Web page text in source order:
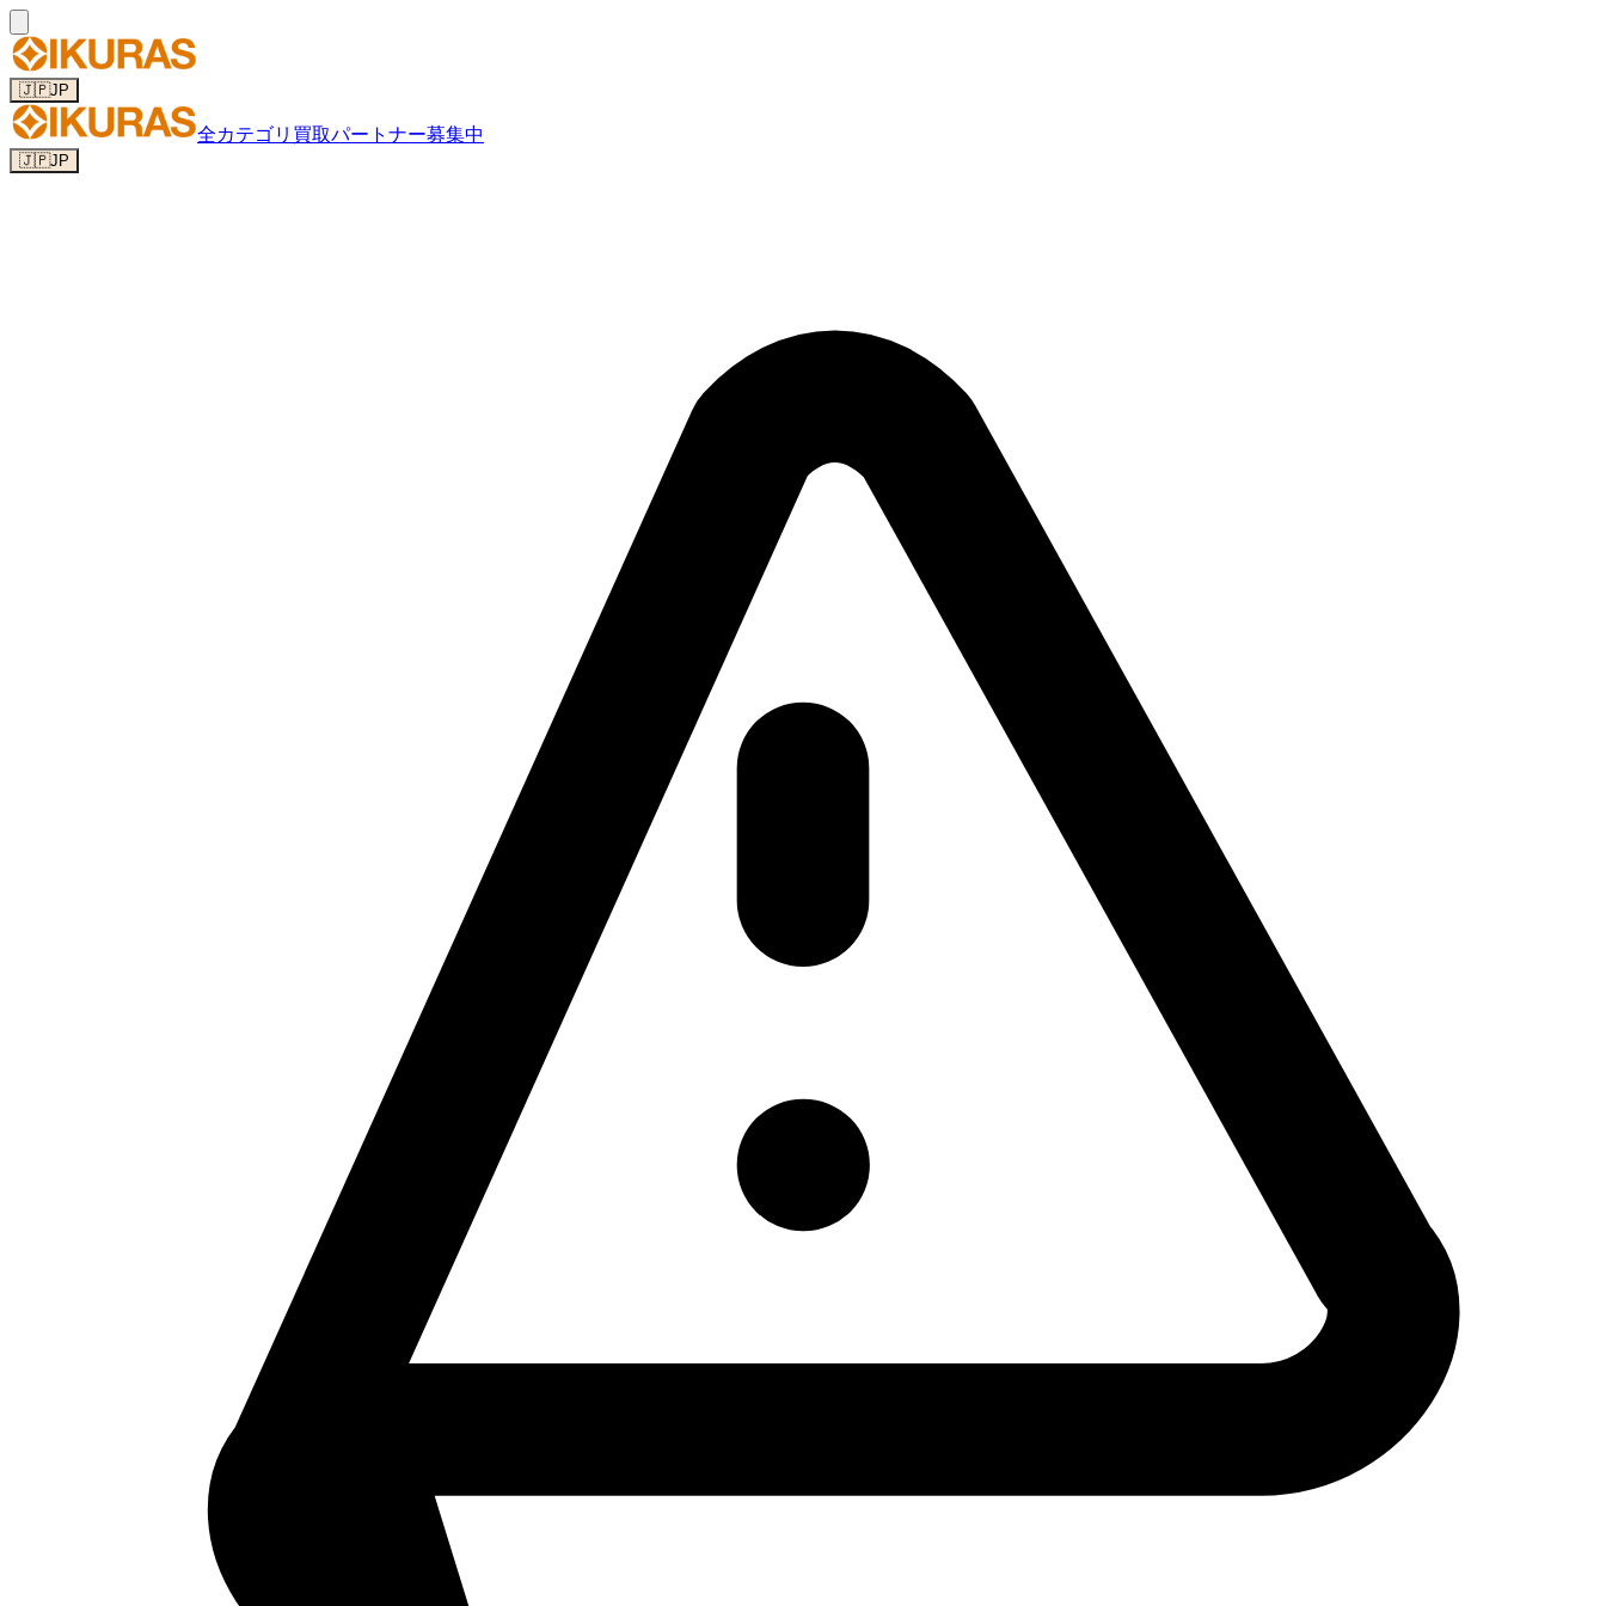
🇯🇵JP
全カテゴリ 買取パートナー募集中
🇯🇵JP